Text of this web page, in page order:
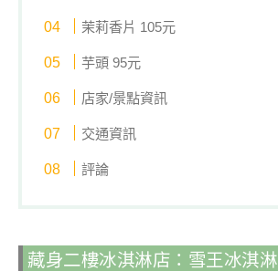
茉莉香片 105元
芋頭 95元
店家/景點資訊
交通資訊
評論
藏身二樓冰淇淋店：雪王冰淇淋